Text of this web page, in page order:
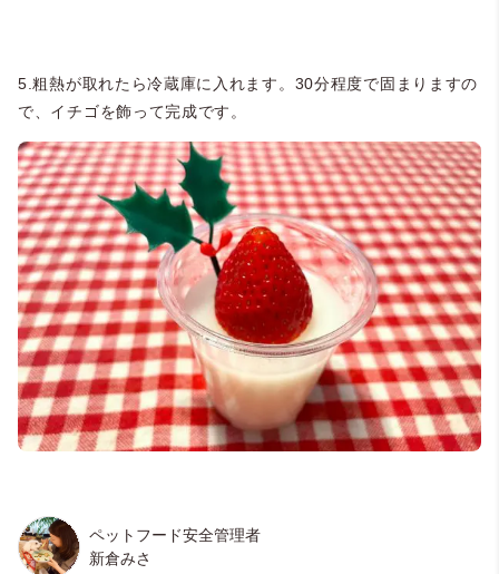
5.粗熱が取れたら冷蔵庫に入れます。30分程度で固まりますの
で、イチゴを飾って完成です。
ペットフード安全管理者
新倉みさ